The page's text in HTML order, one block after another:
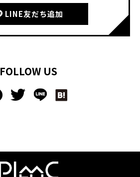
LINE友だち追加
FOLLOW US
<